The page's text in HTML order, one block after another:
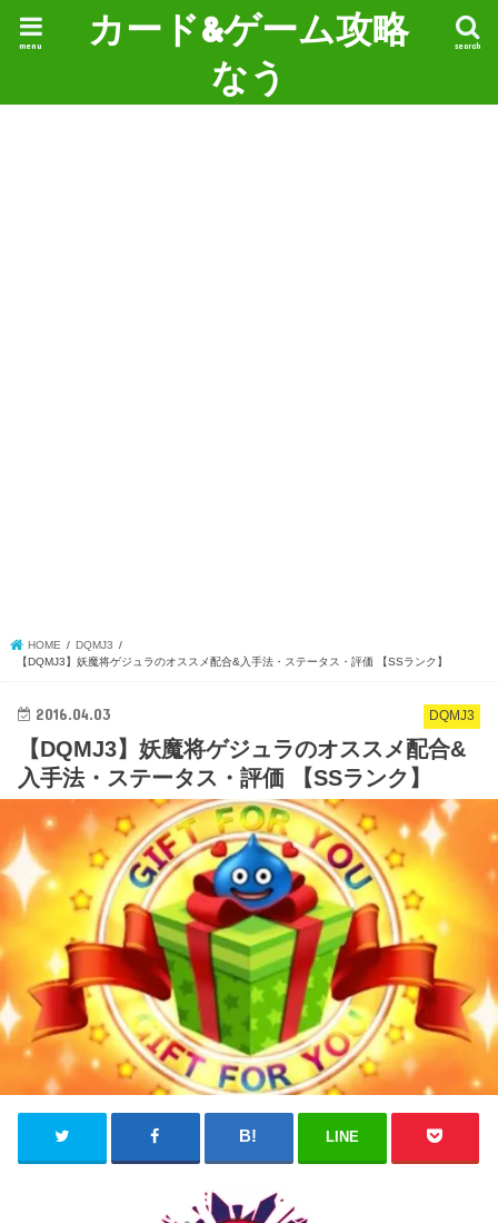
カード&ゲーム攻略
なう
search
menu
HOME
DQMJ3
【DQMJ3】妖魔将ゲジュラのオススメ配合&入手法・ステータス・評価 【SSランク】
DQMJ3
2016.04.03
【DQMJ3】妖魔将ゲジュラのオススメ配合&
入手法・ステータス・評価 【SSランク】
LINE